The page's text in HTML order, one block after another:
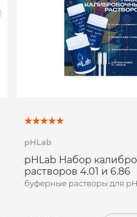
pHLab
pHLab Набор
растворов 4.01 и 6.86
буферные растворы для